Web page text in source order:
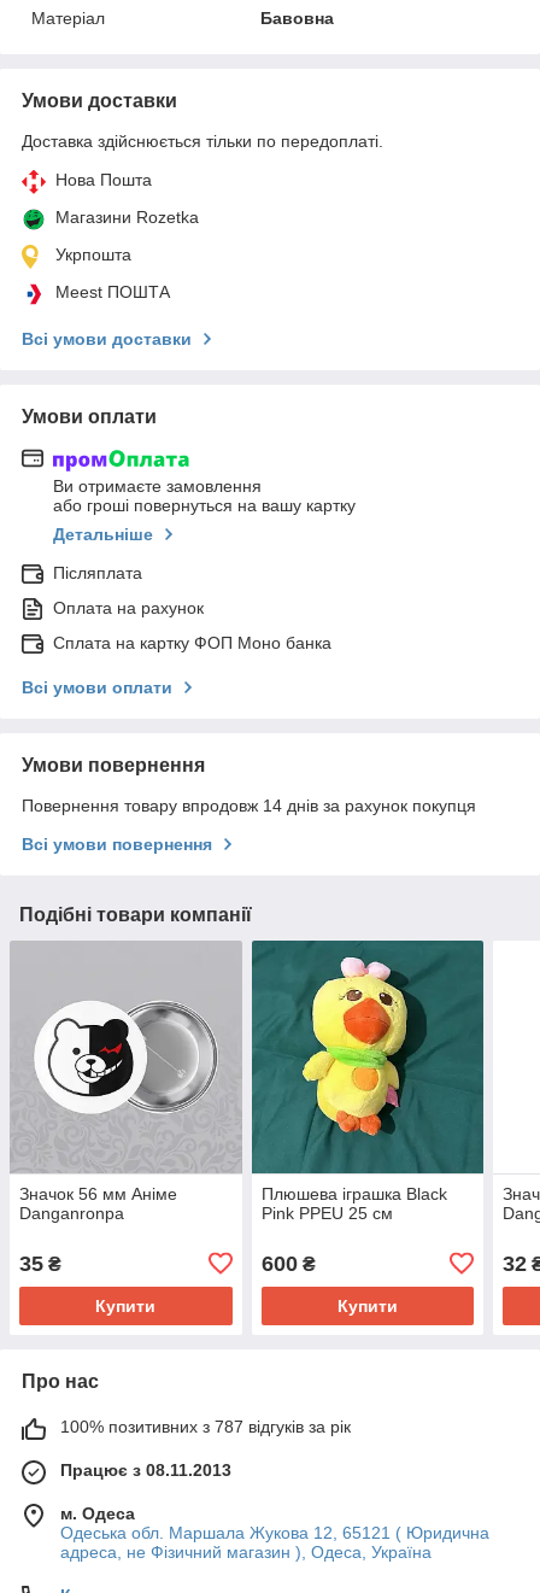
Матеріал
Бавовна
Умови доставки
Доставка здійснюється тільки по передоплаті.
Нова Пошта
Магазини Rozetka
Укрпошта
Meest ПОШТА
Всі умови доставки
Умови оплати
Ви отримаєте замовлення
або гроші повернуться на вашу картку
Детальніше
Післяплата
Оплата на рахунок
Сплата на картку ФОП Моно банка
Всі умови оплати
Умови повернення
Повернення товару впродовж 14 днів за рахунок покупця
Всі умови повернення
Подібні товари компанії
Значок 56 мм Аніме
Danganronpa
35 ₴
Купити
Плюшева іграшка Black
Pink PPEU 25 см
600₴
Купити
32
Про нас
100% позитивних з 787 відгуків за рік
Працює з 08.11.2013
м. Одеса
Одеська обл. Маршала Жукова 12, 65121 ( Юридична
адреса, не Фізичний магазин ), Одеса, Україна